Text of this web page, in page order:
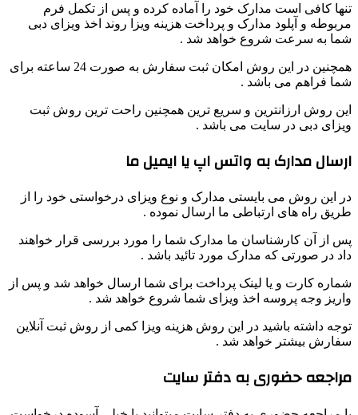
تنها کافی است مدارک خود را آماده کرده و پس از تکمل فرم
مربوطه و آپلود مدارک و پرداخت هزینه ویزا روند اخذ ویزای دبی
شما به سرعت شروع خواهد شد .
همچنین در این روش امکان ثبت سفارش به صورت 24 ساعته برای
شما فراهم می باشد .
این روش ارزانترین و سریع ترین همچنین راحت ترین روش ثبت
ویزای دبی در سایت می باشد .
ارسال مدارک به واتس اپ یا ایمیل ما
در این روش می بایستی مدارک و نوع ویزای درخواستی خود را از
طریق راه های ارتباطی ما ارسال نموده .
پس از آن کارشناسان ما مدارک شما را مورد بررسی قرار خواهند
داد در صورتی که مدارک مورد تائید باشد .
شماره کارت و یا لینک پرداخت برای شما ارسال خواهد شد و پس از
واریز وجه پروسه اخذ ویزای شما شروع خواهد شد .
توجه داشته باشید در این روش هزینه ویزا کمی از روش ثبت آنلاین
سفارش بیشتر خواهد شد .
مراجعه حضوری به دفتر سایت